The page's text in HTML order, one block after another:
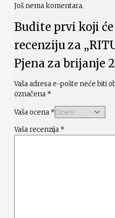
Još nema komentara.
Budite prvi koji
recenziju za
Pjena za brijanje
Vaša adresa e-pošte neće biti
označena *
Vaša ocena *
Vaša recenzija *